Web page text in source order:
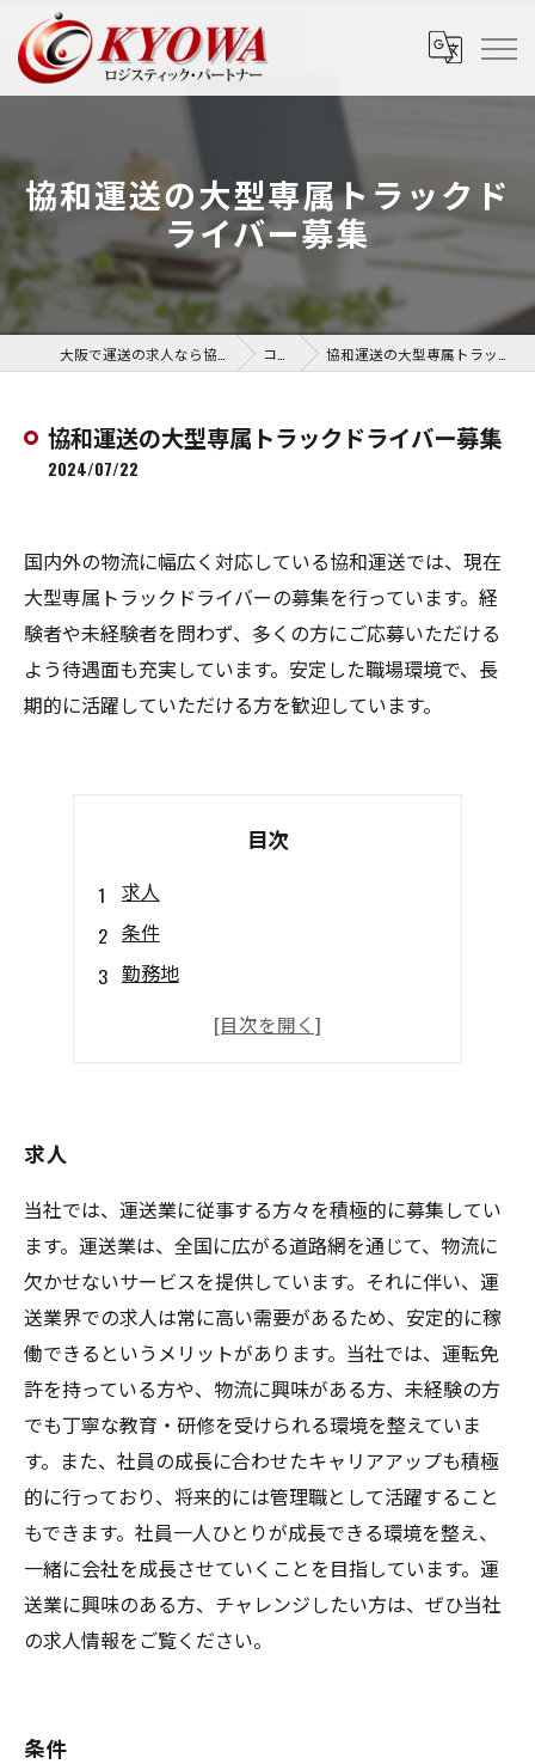
協和運送の大型専属トラックド
ライバー募集
コラム 協和運送の大型専属トラックドライバー募集
協和運送の大型専属トラックドライバー募集
2024/07/22
国内外の物流に幅広く対応している協和運送では、現在
大型専属トラックドライバーの募集を行っています。経
験者や未経験者を問わず、多くの方にご応募いただける
よう待遇面も充実しています。安定した職場環境で、長
期的に活躍していただける方を歓迎しています。
目次
求人
条件
勤務地
求人
当社では、運送業に従事する方々を積極的に募集してい
ます。運送業は、全国に広がる道路網を通じて、物流に
欠かせないサービスを提供しています。それに伴い、運
送業界での求人は常に高い需要があるため、安定的に稼
働できるというメリットがあります。当社では、運転免
許を持っている方や、物流に興味がある方、未経験の方
でも丁寧な教育・研修を受けられる環境を整えていま
す。また、社員の成長に合わせたキャリアアップも積極
的に行っており、将来的には管理職として活躍すること
もできます。社員一人ひとりが成長できる環境を整え、
一緒に会社を成長させていくことを目指しています。運
送業に興味のある方、チャレンジしたい方は、ぜひ当社
の求人情報をご覧ください。
条件